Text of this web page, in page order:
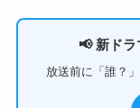
📢 新ド
放送前に「誰？